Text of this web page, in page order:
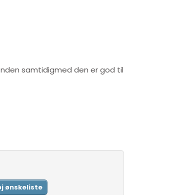
samtidigmed den er god til
ønskeliste